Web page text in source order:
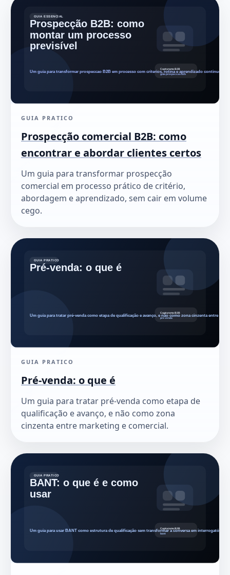
GUIA PRATICO
Prospecção comercial B2B: como
encontrar e abordar clientes certos
Um guia para transformar prospecção
comercial em processo prático de critério,
abordagem e aprendizado, sem cair em volume
cego.
GUIA PRATICO
Pré-venda: o que é
Um guia para tratar pré-venda como etapa de
qualificação e avanço, e não como zona
cinzenta entre marketing e comercial.